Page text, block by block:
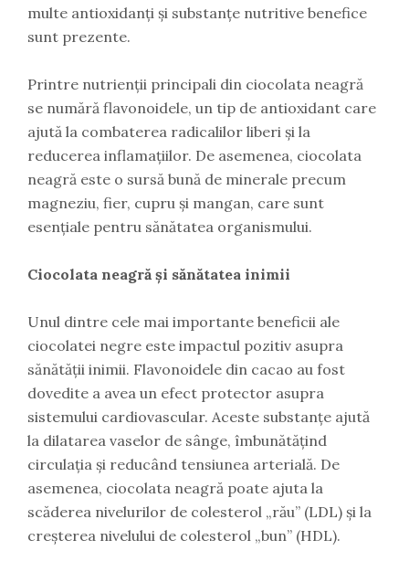
multe antioxidanți și substanțe nutritive benefice
sunt prezente.
Printre nutrienții principali din ciocolata neagră
se numără flavonoidele, un tip de antioxidant care
ajută la combaterea radicalilor liberi și la
reducerea inflamațiilor. De asemenea, ciocolata
neagră este o sursă bună de minerale precum
magneziu, fier, cupru și mangan, care sunt
esențiale pentru sănătatea organismului.
Ciocolata neagră și sănătatea inimii
Unul dintre cele mai importante beneficii ale
ciocolatei negre este impactul pozitiv asupra
sănătății inimii. Flavonoidele din cacao au fost
dovedite a avea un efect protector asupra
sistemului cardiovascular. Aceste substanțe ajută
la dilatarea vaselor de sânge, îmbunătățind
circulația și reducând tensiunea arterială. De
asemenea, ciocolata neagră poate ajuta la
scăderea nivelurilor de colesterol „rău” (LDL) și la
creșterea nivelului de colesterol „bun” (HDL).